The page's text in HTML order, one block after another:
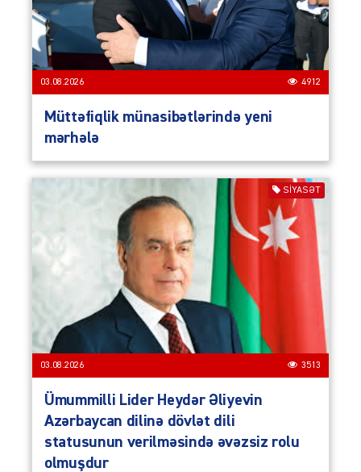
03.08.2026 4912
Müttəfiqlik münasibətlərində yeni
mərhələ
SIYASƏT
03.08.2026 3513
Ümummilli Lider Heydər Əliyevin
Azərbaycan dilinə dövlət dili
statusunun verilməsində əvəzsiz rolu
olmuşdur